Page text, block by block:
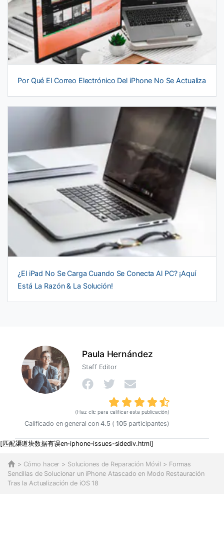
Por Qué El Correo Electrónico Del iPhone No Se Actualiza
¿El iPad No Se Carga Cuando Se Conecta Al PC? ¡Aquí
Está La Razón & La Solución!
Paula Hernández
Staff Editor
(Haz clic para calificar esta publicación)
Calificado en general con 4.5 ( 105 participantes)
[匹配渠道块数据有误en-iphone-issues​-sidediv.html]
> Cómo hacer > Soluciones de Reparación Móvil > Formas
Sencillas de Solucionar un iPhone Atascado en Modo Restauración
Tras la Actualización de iOS 18